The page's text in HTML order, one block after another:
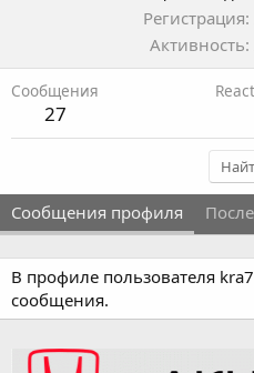
Регистрация
Активность
Сообщения
27
Сообщения профиля
В профиле пользователя
сообщения.